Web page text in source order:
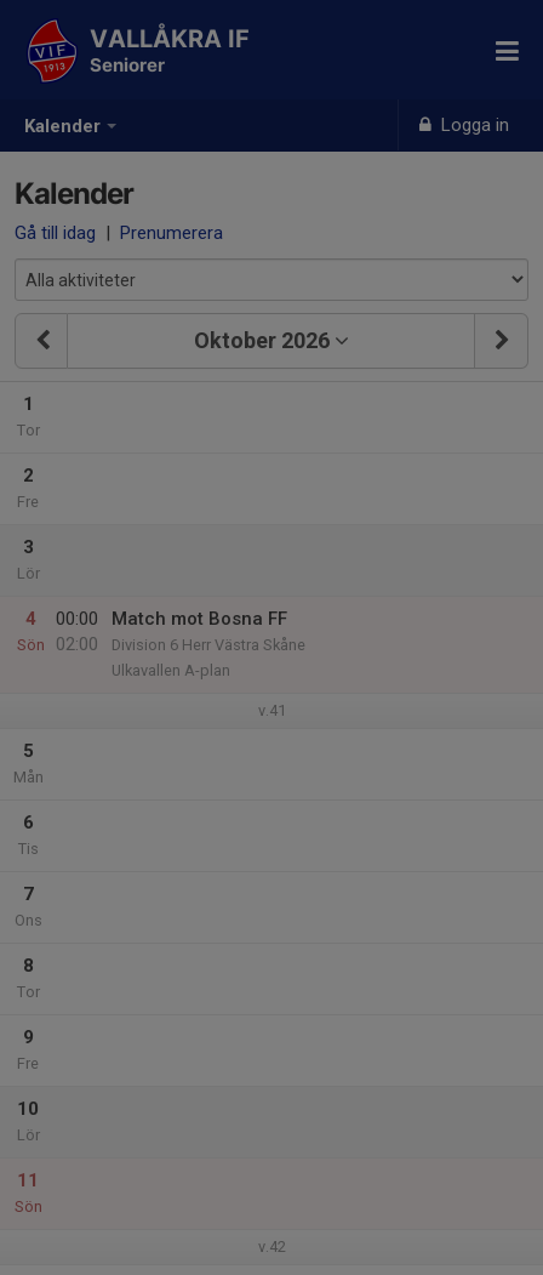
Kalender Logga in
VALLÅKRA IF
Seniorer
Kalender
Gå till idag | Prenumerera
Oktober 2026
1
Tor
2
Fre
3
Lör
4
Sön
00:00
02:00
Match mot Bosna FF
Division 6 Herr Västra Skåne
Ulkavallen A-plan
v.41
5
Mån
6
Tis
7
Ons
8
Tor
9
Fre
10
Lör
11
Sön
v.42